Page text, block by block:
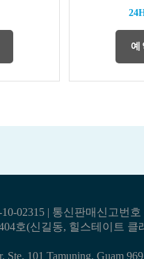
예
02315 | 통신판매신고번호
호(신길동, 힐스테이트 클
101 Tamuning, Guam